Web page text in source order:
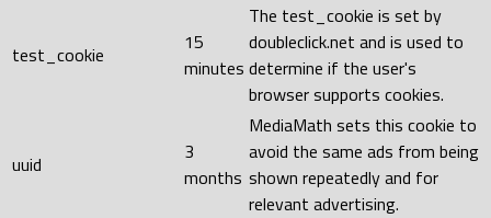
test_cookie
15
minutes
The test_cookie is set by
doubleclick.net and is used to
determine if the user's
browser supports cookies.
uuid
3
months
MediaMath sets this cookie to
avoid the same ads from being
shown repeatedly and for
relevant advertising.